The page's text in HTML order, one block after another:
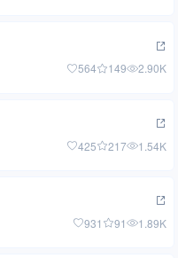
564 149 2.90K
425 217 1.54K
931 91 1.89K